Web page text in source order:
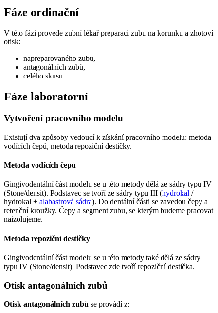
Fáze ordinační
V této fázi provede zubní lékař preparaci zubu na korunku a zhotoví
otisk:
napreparovaného zubu,
antagonálních zubů,
celého skusu.
Fáze laboratorní
Vytvoření pracovního modelu
Existují dva způsoby vedoucí k získání pracovního modelu: metoda
vodících čepů, metoda repoziční destičky.
Metoda vodících čepů
Gingivodentální část modelu se u této metody dělá ze sádry typu IV
(Stone/densit). Podstavec se tvoří ze sádry typu III (hydrokal /
hydrokal + alabastrová sádra). Do dentální části se zavedou čepy a
retenční kroužky. Čepy a segment zubu, se kterým budeme pracovat
naizolujeme.
Metoda repoziční destičky
Gingivodentální část modelu se u této metody také dělá ze sádry
typu IV (Stone/densit). Podstavec zde tvoří repoziční destička.
Otisk antagonálních zubů
Otisk antagonálních zubů se provádí z: